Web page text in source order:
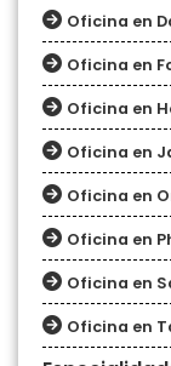
Oficina en
Oficina en
Oficina en
Oficina en
Oficina en
Oficina en
Oficina en
Oficina en